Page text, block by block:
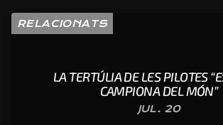
RELACIONATS
LA TERTÚLIA DE LES PILOTES
CAMPIONA DEL MÓN”
JUL. 20